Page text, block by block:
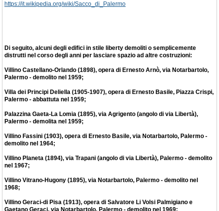
https://it.wikipedia.org/wiki/Sacco_di_Palermo
Di seguito, alcuni degli edifici in stile liberty demoliti o semplicemente
distrutti nel corso degli anni per lasciare spazio ad altre costruzioni:
Villino Castellano-Orlando (1898), opera di Ernesto Arnò, via Notarbartolo,
Palermo - demolito nel 1959;
Villa dei Principi Deliella (1905-1907), opera di Ernesto Basile, Piazza Crispi,
Palermo - abbattuta nel 1959;
Palazzina Gaeta-La Lomia (1895), via Agrigento (angolo di via Libertà),
Palermo - demolita nel 1959;
Villino Fassini (1903), opera di Ernesto Basile, via Notarbartolo, Palermo -
demolito nel 1964;
Villino Planeta (1894), via Trapani (angolo di via Libertà), Palermo - demolito
nel 1967;
Villino Vitrano-Hugony (1895), via Notarbartolo, Palermo - demolito nel
1968;
Villino Geraci-di Pisa (1913), opera di Salvatore Li Volsi Palmigiano e
Gaetano Geraci, via Notarbartolo, Palermo - demolito nel 1969;